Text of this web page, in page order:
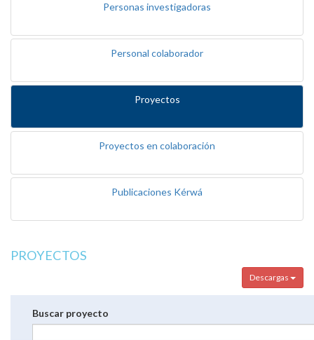
Personas investigadoras
Personal colaborador
Proyectos
Proyectos en colaboración
Publicaciones Kérwá
PROYECTOS
Descargas
Buscar proyecto